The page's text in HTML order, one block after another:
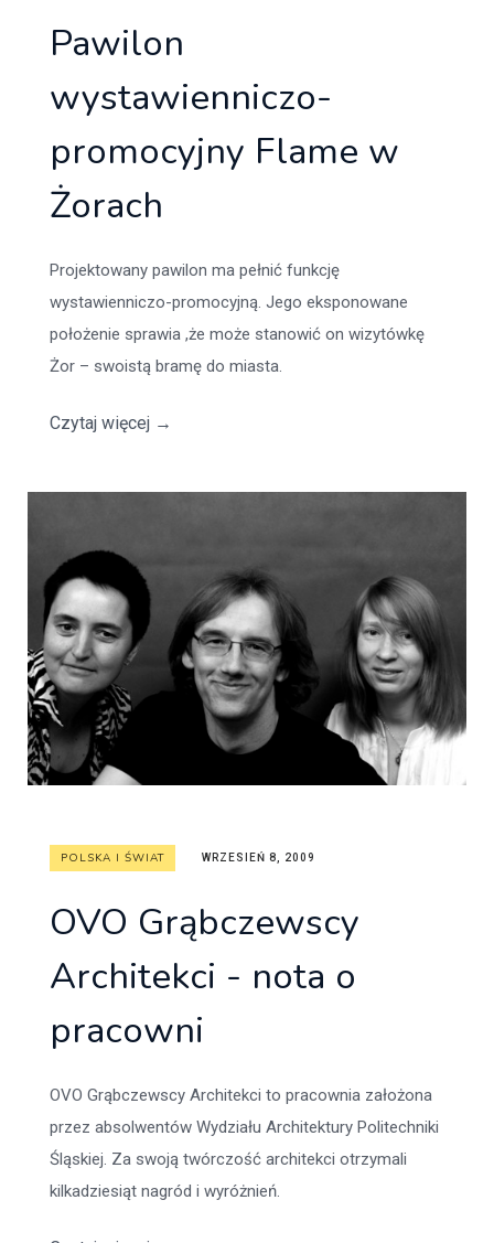
Pawilon
wystawienniczo-
promocyjny Flame w
Żorach
Projektowany pawilon ma pełnić funkcję
wystawienniczo-promocyjną. Jego eksponowane
położenie sprawia ,że może stanowić on wizytówkę
Żor – swoistą bramę do miasta.
Czytaj więcej →
POLSKA I ŚWIAT WRZESIEŃ 8, 2009
OVO Grąbczewscy
Architekci - nota o
pracowni
OVO Grąbczewscy Architekci to pracownia założona
przez absolwentów Wydziału Architektury Politechniki
Śląskiej. Za swoją twórczość architekci otrzymali
kilkadziesiąt nagród i wyróżnień.